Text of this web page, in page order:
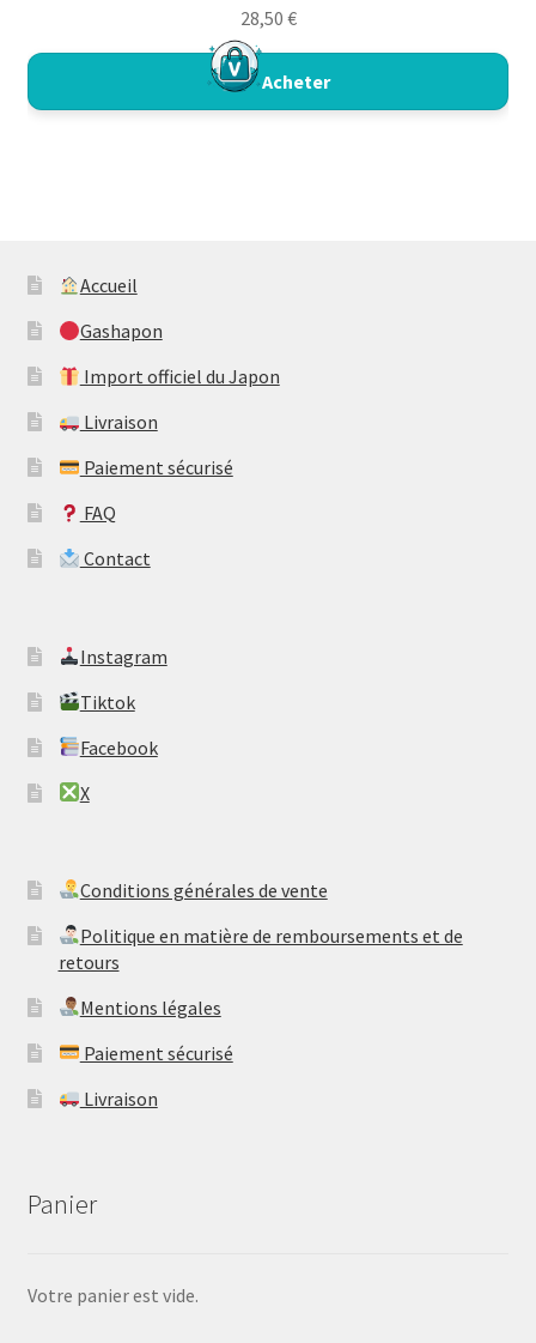
28,50 €
Acheter
Accueil
Gashapon
Import officiel du Japon
Livraison
Paiement sécurisé
FAQ
Contact
​Instagram
​Tiktok
​Facebook
​X
​Conditions générales de vente
​Politique en matière de remboursements et de
retours
Mentions légales
Paiement sécurisé
Livraison
Panier
Votre panier est vide.